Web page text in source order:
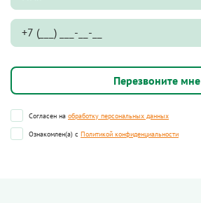
Согласен на обработку персональных данных
Ознакомлен(а) с Политикой конфиденциальности